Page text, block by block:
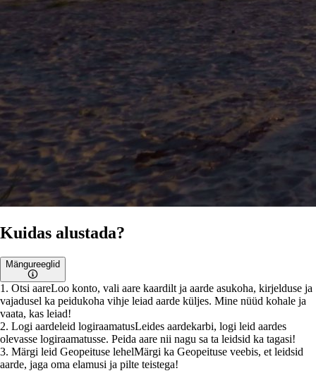
Kuidas alustada?
Mängureeglid
1 . Otsi aareLoo konto, vali aare kaardilt ja aarde asukoha, kirjelduse ja
vajadusel ka peidukoha vihje leiad aarde küljes. Mine nüüd kohale ja
vaata, kas leiad!
2. Logi aardeleid logiraamatusLeides aardekarbi, logi leid aardes
olevasse logiraamatusse. Peida aare nii nagu sa ta leidsid ka tagasi!
3. Märgi leid Geopeituse lehelMärgi ka Geopeituse veebis, et leidsid
aarde, jaga oma elamusi ja pilte teistega!